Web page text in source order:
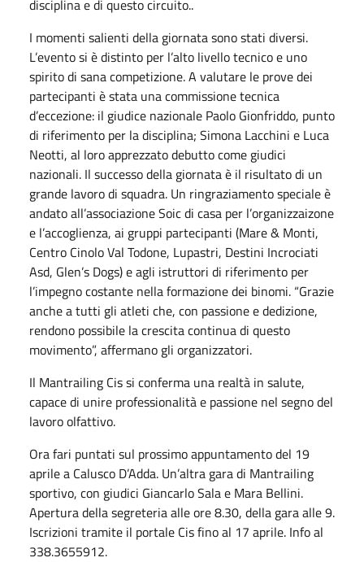
disciplina e di questo circuito..
I momenti salienti della giornata sono stati diversi.
L’evento si è distinto per l’alto livello tecnico e uno
spirito di sana competizione. A valutare le prove dei
partecipanti è stata una commissione tecnica
d’eccezione: il giudice nazionale Paolo Gionfriddo, punto
di riferimento per la disciplina; Simona Lacchini e Luca
Neotti, al loro apprezzato debutto come giudici
nazionali. Il successo della giornata è il risultato di un
grande lavoro di squadra. Un ringraziamento speciale è
andato all’associazione Soic di casa per l’organizzaizone
e l’accoglienza, ai gruppi partecipanti (Mare & Monti,
Centro Cinolo Val Todone, Lupastri, Destini Incrociati
Asd, Glen’s Dogs) e agli istruttori di riferimento per
l’impegno costante nella formazione dei binomi. “Grazie
anche a tutti gli atleti che, con passione e dedizione,
rendono possibile la crescita continua di questo
movimento”, affermano gli organizzatori.
Il Mantrailing Cis si conferma una realtà in salute,
capace di unire professionalità e passione nel segno del
lavoro olfattivo.
Ora fari puntati sul prossimo appuntamento del 19
aprile a Calusco D’Adda. Un’altra gara di Mantrailing
sportivo, con giudici Giancarlo Sala e Mara Bellini.
Apertura della segreteria alle ore 8.30, della gara alle 9.
Iscrizioni tramite il portale Cis fino al 17 aprile. Info al
338.3655912.